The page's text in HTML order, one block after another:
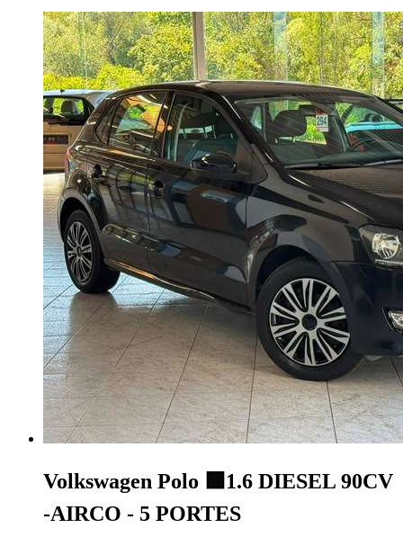
Volkswagen Polo 🟩1.6 DIESEL 90CV
-AIRCO - 5 PORTES